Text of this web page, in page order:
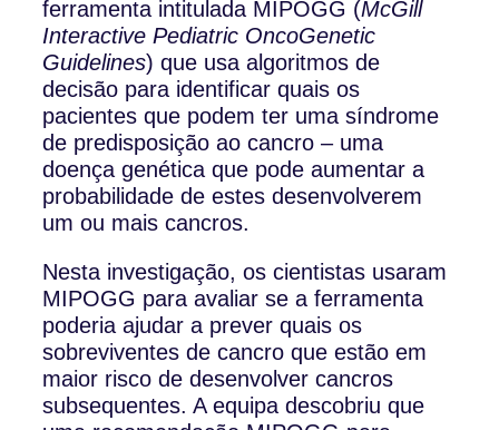
ferramenta intitulada MIPOGG (McGill
Interactive Pediatric OncoGenetic
Guidelines) que usa algoritmos de
decisão para identificar quais os
pacientes que podem ter uma síndrome
de predisposição ao cancro – uma
doença genética que pode aumentar a
probabilidade de estes desenvolverem
um ou mais cancros.
Nesta investigação, os cientistas usaram
MIPOGG para avaliar se a ferramenta
poderia ajudar a prever quais os
sobreviventes de cancro que estão em
maior risco de desenvolver cancros
subsequentes. A equipa descobriu que